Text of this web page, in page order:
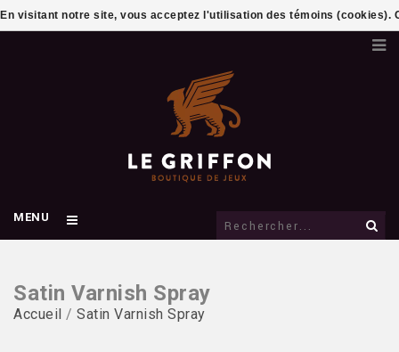
MENU
Satin Varnish Spray
Accueil / Satin Varnish Spray
En visitant notre site, vous acceptez l'utilisation des témoins